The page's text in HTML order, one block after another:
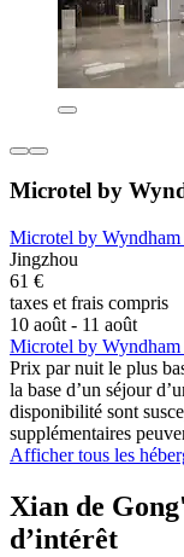
Microtel by
Microtel by Wyndham
Jingzhou
61 €
taxes et frais compris
10 août - 11 août
Microtel by Wyndham
Prix par nuit le plus
la base d’un séjour
disponibilité sont
supplémentaires
Afficher tous les
Xian de
d’intérêt